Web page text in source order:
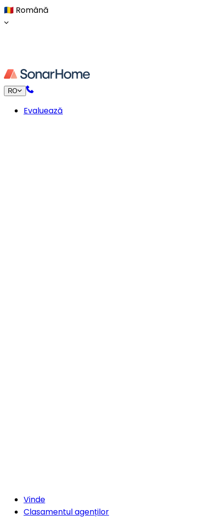
🇷🇴 Română
RO
Evaluează
Vinde
Clasamentul agenților